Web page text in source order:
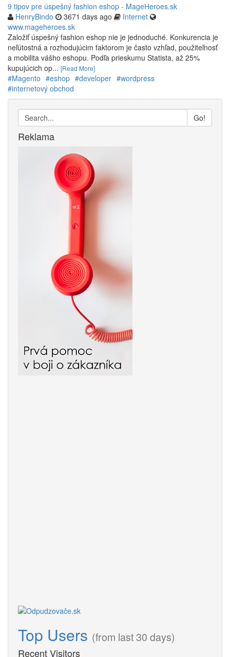
9 tipov pre úspešný fashion eshop - MageHeroes.sk
HenryBindo
3671 days ago
Internet
www.mageheroes.sk
Založiť úspešný fashion eshop nie je jednoduché. Konkurencia je
neľútostná a rozhodujúcim faktorom je často vzhľad, použiteľnosť
a mobilita vášho eshopu. Podľa prieskumu Statista, až 25%
kupujúcich op... [Read More]
#Magento #eshop #developer #wordpress
#internetový obchod
Go!
Reklama
Top Users (from last 30 days)
Recent Visitors